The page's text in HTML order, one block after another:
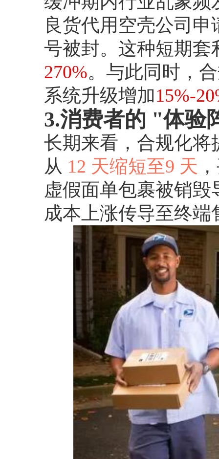
良货代用空壳公司
号被封。这种短期套
270%。与此同时，
系统升级增加15%-
3.消费者的 "体验
长期来看，合规化
从 12 天缩短至9 天
虚假面单包裹被销
成本上涨传导至终